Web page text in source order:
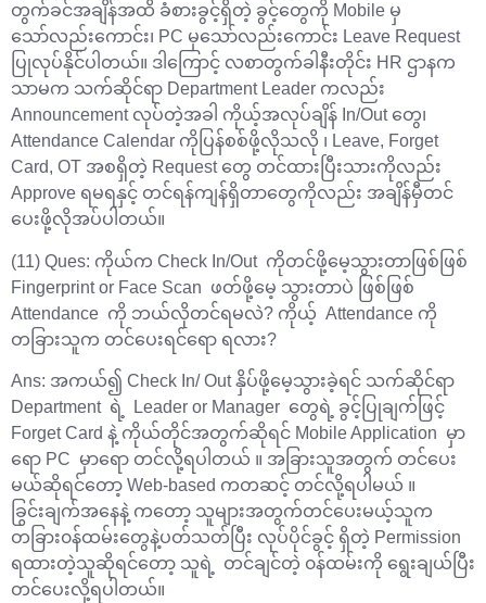
တွက်ခင်အချိန်အထိ ခံစားခွင့်ရှိတဲ့ ခွင့်တွေကို Mobile မှ
သော်လည်းကောင်း၊ PC မှသော်လည်းကောင်း Leave Request
ပြုလုပ်နိုင်ပါတယ်။ ဒါကြောင့် လစာတွက်ခါနီးတိုင်း HR ဌာနက
သာမက သက်ဆိုင်ရာ Department Leader ကလည်း
Announcement လုပ်တဲ့အခါ ကိုယ့်အလုပ်ချိန် In/Out တွေ၊
Attendance Calendar ကိုပြန်စစ်ဖို့လိုသလို ၊ Leave, Forget
Card, OT အစရှိတဲ့ Request တွေ တင်ထားပြီးသားကိုလည်း
Approve ရမရနှင့် တင်ရန်ကျန်ရှိတာတွေကိုလည်း အချိန်မှီတင်
ပေးဖို့လိုအပ်ပါတယ်။
(11) Ques: ကိုယ်က Check In/Out ကိုတင်ဖို့မေ့သွားတာဖြစ်ဖြစ်
Fingerprint or Face Scan ဖတ်ဖို့မေ့ သွားတာပဲ ဖြစ်ဖြစ်
Attendance ကို ဘယ်လိုတင်ရမလဲ? ကိုယ့် Attendance ကို
တခြားသူက တင်ပေးရင်ရော ရလား?
Ans: အကယ်၍ Check In/ Out နှိပ်ဖို့မေ့သွားခဲ့ရင် သက်ဆိုင်ရာ
Department ရဲ့ Leader or Manager တွေရဲ့ ခွင့်ပြုချက်ဖြင့်
Forget Card နဲ့ ကိုယ်တိုင်အတွက်ဆိုရင် Mobile Application မှာ
ရော PC မှာရော တင်လို့ရပါတယ် ။ အခြားသူအတွက် တင်ပေး
မယ်ဆိုရင်တော့ Web-based ကတဆင့် တင်လို့ရပါမယ် ။
ခြွင်းချက်အနေနဲ့ ကတော့ သူများအတွက်တင်ပေးမယ့်သူက
တခြား၀န်ထမ်းတွေနဲ့ပတ်သတ်ပြီး လုပ်ပိုင်ခွင့် ရှိတဲ့ Permission
ရထားတဲ့သူဆိုရင်တော့ သူရဲ့ တင်ချင်တဲ့ ၀န်ထမ်းကို ရွေးချယ်ပြီး
တင်ပေးလို့ရပါတယ်။